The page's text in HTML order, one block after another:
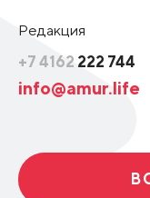
Редакция
+7 4162 222 744
info@amur.life